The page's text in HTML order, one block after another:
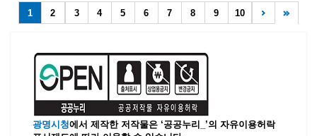
1 2 3 4 5 6 7 8 9 10
광명시청에서 제작한 저작물은 ‘공공누리_’의 자유이용허락